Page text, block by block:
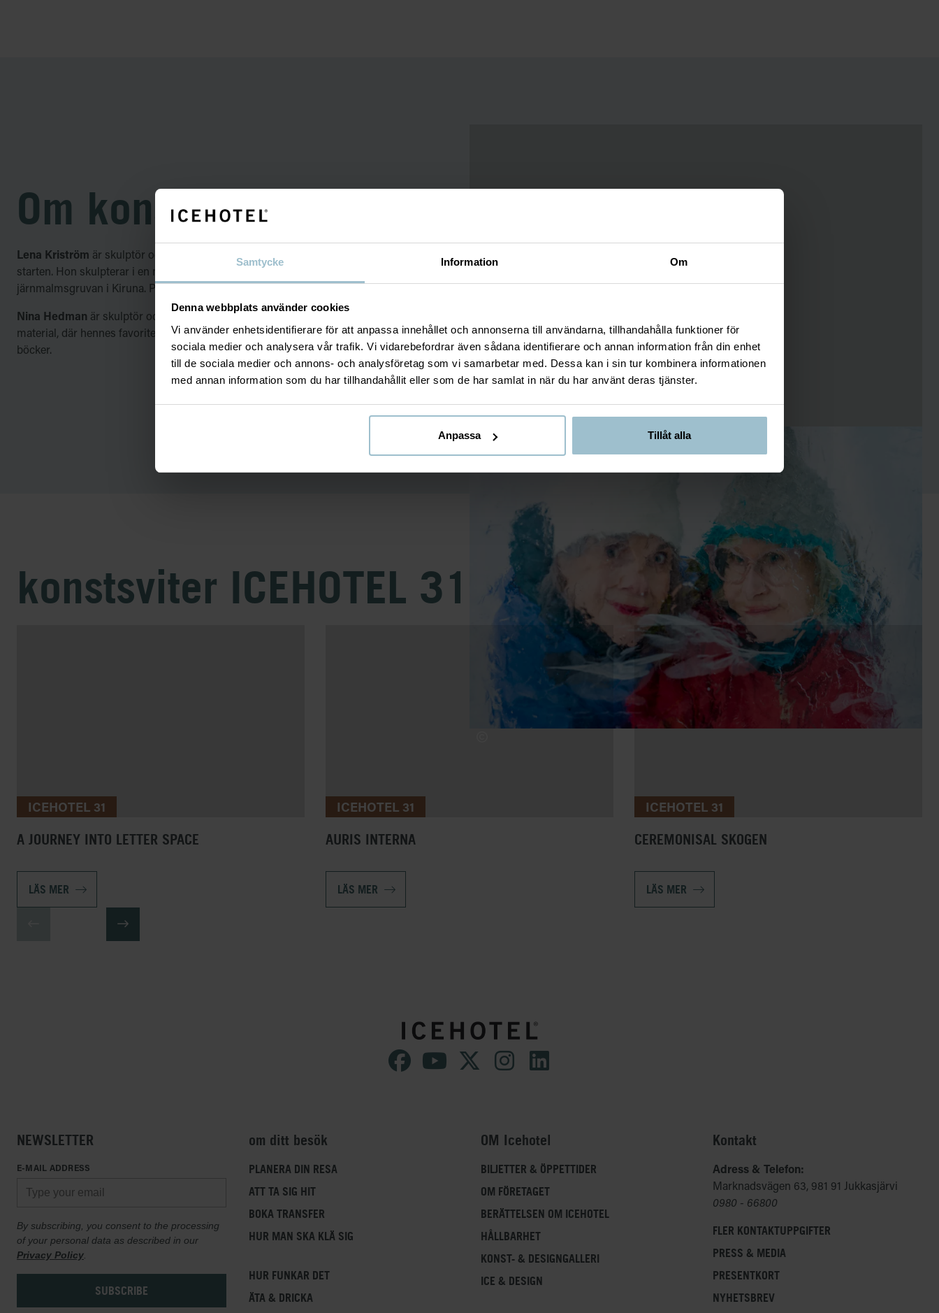
Samtycke Information Om
Denna webbplats använder cookies
Vi använder enhetsidentifierare för att anpassa innehållet och annonserna till användarna, tillhandahålla funktioner för
sociala medier och analysera vår trafik. Vi vidarebefordrar även sådana identifierare och annan information från din enhet
till de sociala medier och annons- och analysföretag som vi samarbetar med. Dessa kan i sin tur kombinera informationen
med annan information som du har tillhandahållit eller som de har samlat in när du har använt deras tjänster.
Anpassa Tillåt alla
Om konstnärerna
Lena Kriström är skulptör och bosatt i Jukkasjärvi. Hon har skulpterat för ICEHOTEL sedan
starten. Hon skulpterar i en mängd olika material, däribland snö, is, sten och magnetit från
järnmalmsgruvan i Kiruna. På fritiden åker hon gärna längdskidor med sin hundvalp Rask.
Nina Hedman är skulptör och lärare i konst, bosatt i Stockholm. Hon arbetar i många olika
material, där hennes favoriter är is och snö. När hon inte arbetar spelar hon tennis eller läser
böcker.
konstsviter ICEHOTEL 31
ICEHOTEL 31
A JOURNEY INTO LETTER SPACE
LÄS MER
ICEHOTEL 31
AURIS INTERNA
LÄS MER
ICEHOTEL 31
CEREMONISAL SKOGEN
LÄS MER
NEWSLETTER
E-MAIL ADDRESS
By subscribing, you consent to the processing
of your personal data as described in our
Privacy Policy
om ditt besök
PLANERA DIN RESA
ATT TA SIG HIT
BOKA TRANSFER
HUR MAN SKA KLÄ SIG
HUR FUNKAR DET
ÄTA & DRICKA
OM Icehotel
BILJETTER & ÖPPETTIDER
OM FÖRETAGET
BERÄTTELSEN OM ICEHOTEL
HÅLLBARHET
KONST- & DESIGNGALLERI
ICE & DESIGN
Kontakt
Adress & Telefon:
Marknadsvägen 63, 981 91 Jukkasjärvi
0980 - 66800
FLER KONTAKTUPPGIFTER
PRESS & MEDIA
PRESENTKORT
NYHETSBREV